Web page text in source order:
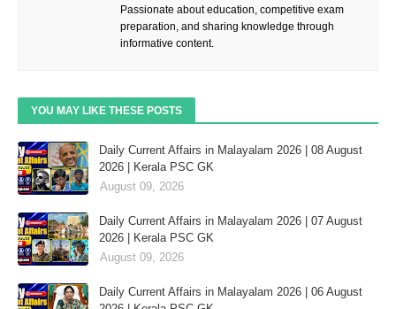
Passionate about education, competitive exam
preparation, and sharing knowledge through
informative content.
YOU MAY LIKE THESE POSTS
Daily Current Affairs in Malayalam 2026 | 08 August
2026 | Kerala PSC GK
August 09, 2026
Daily Current Affairs in Malayalam 2026 | 07 August
2026 | Kerala PSC GK
August 09, 2026
Daily Current Affairs in Malayalam 2026 | 06 August